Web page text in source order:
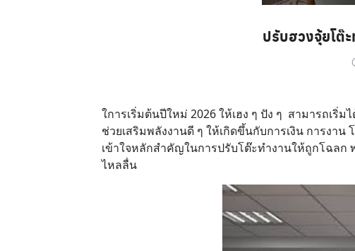
ปรับฮวงจุ้ยโต๊
ใการเริ่มต้นปีใหม่ 2026 ให้เฮง ๆ ปัง ๆ สามารถเ
ช่วยเสริมพลังงานดี ๆ ให้เกิดขึ้นกับการเงิน การงา
เข้าใจหลักสำคัญในการปรับโต๊ะทำงานให้ถูกโฉล
ไหลลื่น